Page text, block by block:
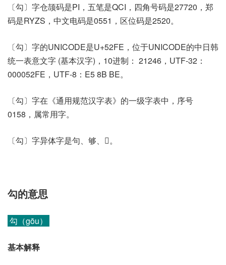
〔勾〕字仓颉码是PI，五笔是QCI，四角号码是27720，郑
码是RYZS，中文电码是0551，区位码是2520。
〔勾〕字的UNICODE是U+52FE，位于UNICODE的中日韩
统一表意文字 (基本汉字)，10进制： 21246，UTF-32：
000052FE，UTF-8：E5 8B BE。
〔勾〕字在《通用规范汉字表》的一级字表中，序号
0158，属常用字。
〔勾〕字异体字是句、够、𡖜。
勾的意思
勾（gōu）
基本解释